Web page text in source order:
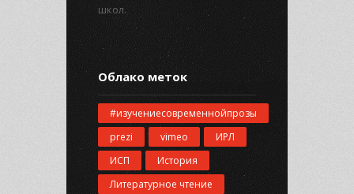
школ.
Облако меток
#изучениесовременнойпрозы
prezi
vimeo
ИРЛ
ИСП
История
Литературное чтение